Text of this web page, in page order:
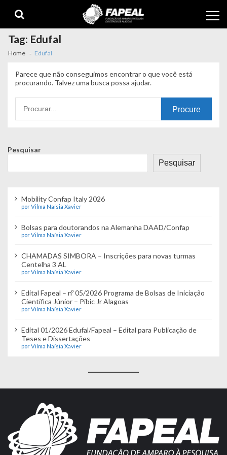
navigation
content
Tag: Edufal
Home Edufal
Parece que não conseguimos encontrar o que você está
procurando. Talvez uma busca possa ajudar.
por:
Pesquisar
Pesquisar
Mobility Confap Italy 2026
por Vilma Naísia Xavier
Bolsas para doutorandos na Alemanha DAAD/Confap
por Vilma Naísia Xavier
CHAMADAS SIMBORA – Inscrições para novas turmas
Centelha 3 AL
por Vilma Naísia Xavier
Edital Fapeal – nº 05/2026 Programa de Bolsas de Iniciação
Científica Júnior – Pibic Jr Alagoas
por Vilma Naísia Xavier
Edital 01/2026 Edufal/Fapeal – Edital para Publicação de
Teses e Dissertações
por Vilma Naísia Xavier